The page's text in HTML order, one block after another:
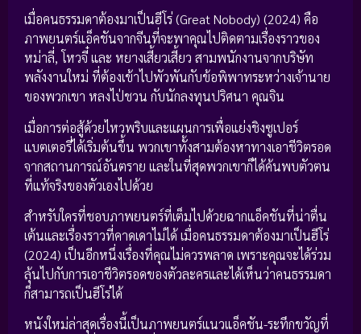
เมื่อคนธรรมดาต้องมาเป็นฮีโร่ (Great Nobody) (2024) คือ
ภาพยนตร์แอ็คชันจากจีนที่จะพาคุณไปติดตามเรื่องราวของ
หม่าลี่, โหวจี๋ และ หยางเสี้ยวเสี้ยว สามพนักงานจากบริษัท
พลังงานใหม่ ที่ต้องเข้าไปพัวพันกับข้อพิพาทระหว่างเจ้านาย
ของพวกเขา หลงไป่ชวน กับนักลงทุนปริศนา คุณจิน
เมื่อการต่อสู้ด้วยไหวพริบและแผนการเพื่อแย่งชิงซูเปอร์
แบตเตอรี่ได้เริ่มต้นขึ้น พวกเขาทั้งสามต้องหาทางเอาชีวิตรอด
จากสถานการณ์อันตราย และในที่สุดพวกเขาก็ได้ค้นพบตัวตน
ที่แท้จริงของตัวเองไปด้วย
สำหรับใครที่ชอบภาพยนตร์ที่เต็มไปด้วยฉากแอ็คชันที่น่าตื่น
เต้นและเรื่องราวที่คาดเดาไม่ได้ เมื่อคนธรรมดาต้องมาเป็นฮีโร่
(2024) เป็นอีกหนึ่งเรื่องที่คุณไม่ควรพลาด เพราะคุณจะได้ร่วม
ลุ้นไปกับการเอาชีวิตรอดของตัวละครและได้เห็นว่าคนธรรมดา
ก็สามารถเป็นฮีโร่ได้
หนังใหม่ล่าสุดเรื่องนี้เป็นภาพยนตร์แนวแอ็คชัน-ระทึกขวัญที่